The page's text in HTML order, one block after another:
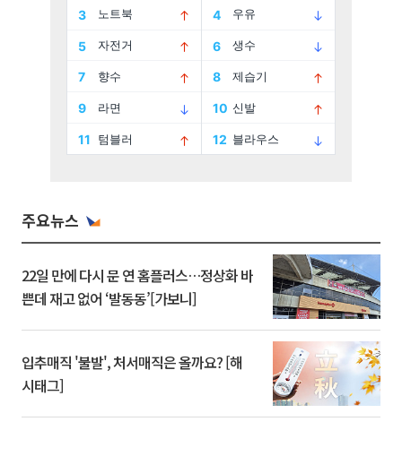
주요뉴스
22일 만에 다시 문 연 홈플러스…정상화 바
쁜데 재고 없어 ‘발동동’[가보니]
입추매직 '불발', 처서매직은 올까요? [해
시태그]